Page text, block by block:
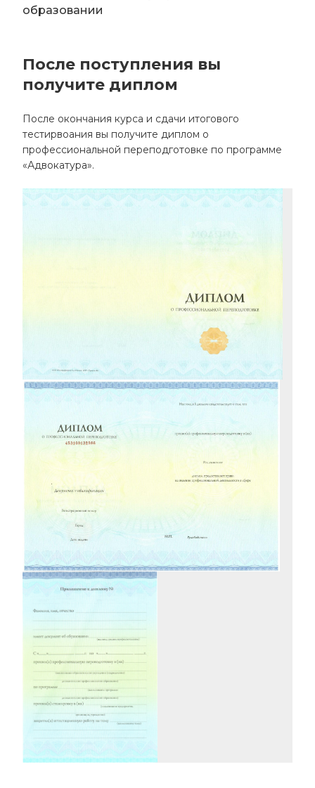
образовании
После поступления вы
получите диплом
После окончания курса и сдачи итогового
тестирвоания вы получите диплом о
профессиональной переподготовке по программе
«Адвокатура».